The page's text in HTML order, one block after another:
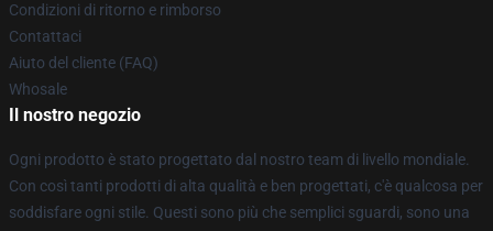
Condizioni di ritorno e rimborso
Contattaci
Aiuto del cliente (FAQ)
Whosale
Il nostro negozio
Ogni prodotto è stato progettato dal nostro team di livello mondiale.
Con così tanti prodotti di alta qualità e ben progettati, c'è qualcosa per
soddisfare ogni stile. Questi sono più che semplici sguardi, sono una